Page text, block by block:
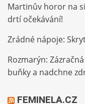
Martinův horor na
drtí očekávání!
Zrádné nápoje:
Rozmarýn:
buňky a nadchne
FEMINELA.CZ